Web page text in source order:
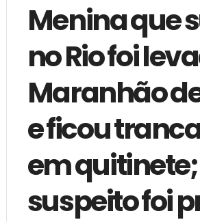
Menina que
no Rio foi
Maranhão
e ficou
em quitinete;
suspeito foi